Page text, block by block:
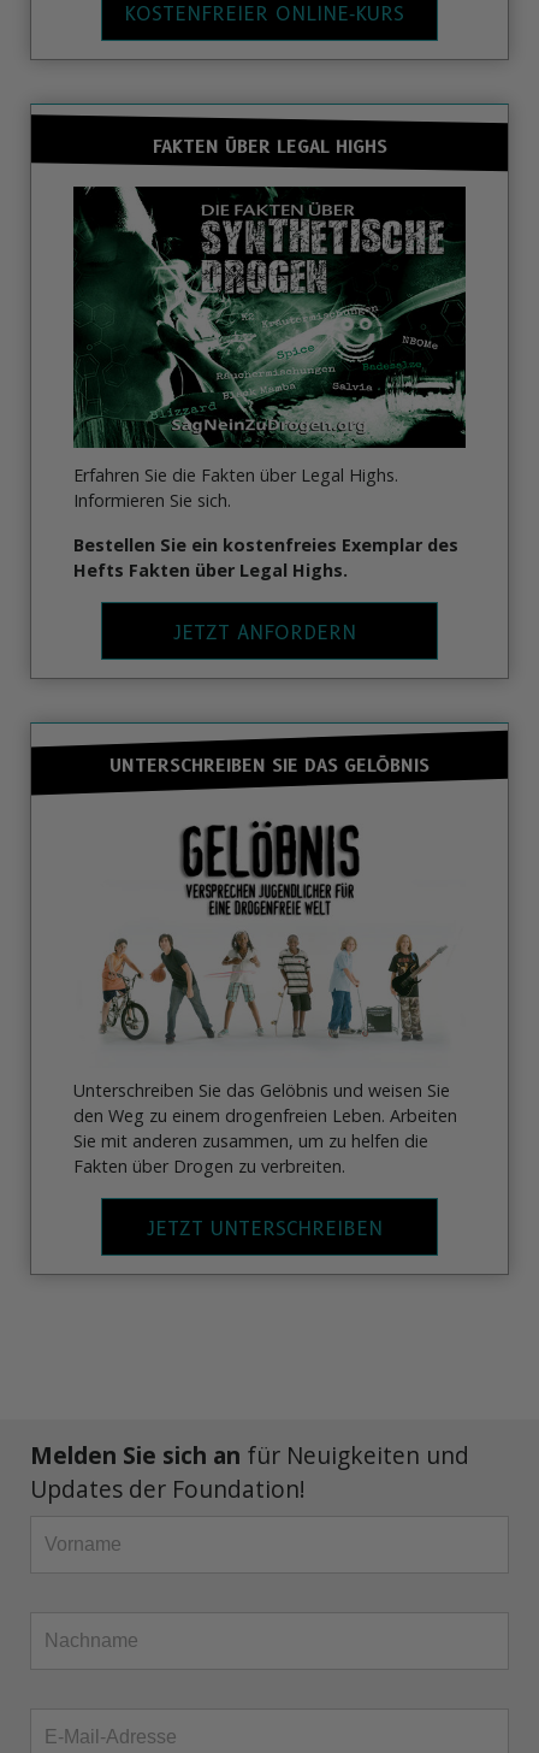
KOSTENFREIER ONLINE‑KURS
FAKTEN ÜBER LEGAL HIGHS
Erfahren Sie die Fakten über Legal Highs.
Informieren Sie sich.
Bestellen Sie ein kostenfreies Exemplar des
Hefts Fakten über Legal Highs.
JETZT ANFORDERN
UNTERSCHREIBEN SIE DAS GELÖBNIS
Unterschreiben Sie das Gelöbnis und weisen Sie
den Weg zu einem drogenfreien Leben. Arbeiten
Sie mit anderen zusammen, um zu helfen die
Fakten über Drogen zu verbreiten.
JETZT UNTERSCHREIBEN
Melden Sie sich an für Neuigkeiten und
Updates der Foundation!